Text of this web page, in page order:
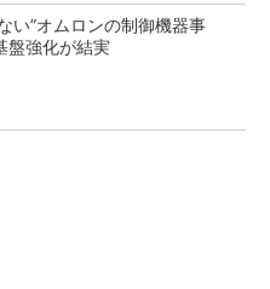
い”オムロンの制御機器事
盤強化が結実